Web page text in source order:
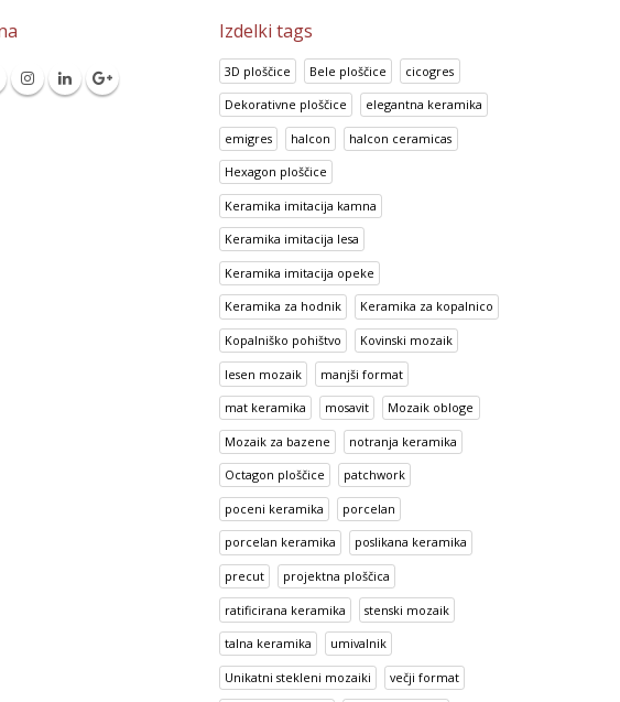
Izdelki tags
3D ploščice Bele ploščice cicogres
Dekorativne ploščice elegantna keramika
emigres halcon halcon ceramicas
Hexagon ploščice
Keramika imitacija kamna
Keramika imitacija lesa
Keramika imitacija opeke
Keramika za hodnik Keramika za kopalnico
Kopalniško pohištvo Kovinski mozaik
lesen mozaik manjši format
mat keramika mosavit Mozaik obloge
Mozaik za bazene notranja keramika
Octagon ploščice patchwork
poceni keramika porcelan
porcelan keramika poslikana keramika
precut projektna ploščica
ratificirana keramika stenski mozaik
talna keramika umivalnik
Unikatni stekleni mozaiki večji format